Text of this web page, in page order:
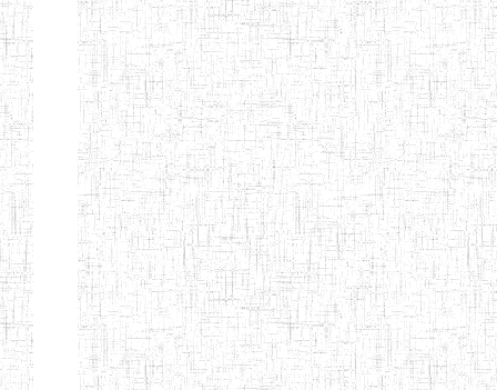
ENI
Chercher:
Effacer les filtres
Denomination
Type